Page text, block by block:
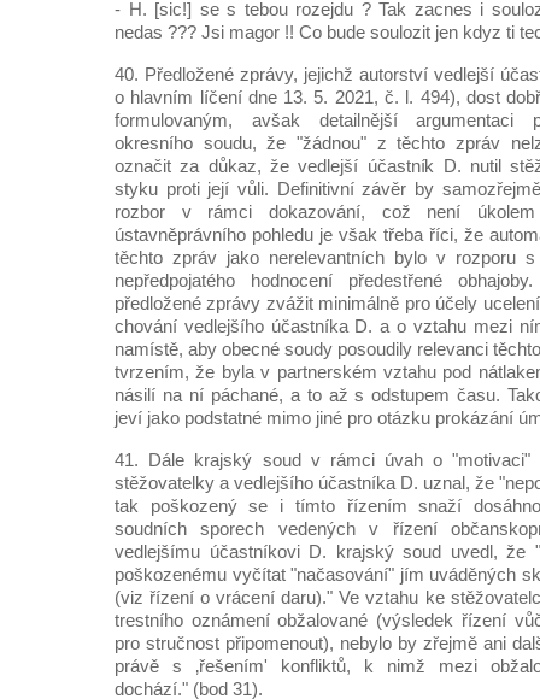
- H. [sic!] se s tebou rozejdu ? Tak zacnes i
nedas ??? Jsi magor !! Co bude soulozit jen kdyz ti
40. Předložené zprávy, jejichž autorství vedlejší
o hlavním líčení dne 13. 5. 2021, č. l. 494), dost
formulovaným, avšak detailnější argumentaci
okresního soudu, že "žádnou" z těchto zpráv
označit za důkaz, že vedlejší účastník D. nutil
styku proti její vůli. Definitivní závěr by
rozbor v rámci dokazování, což není
ústavněprávního pohledu je však třeba říci, že
těchto zpráv jako nerelevantních bylo v rozporu
nepředpojatého hodnocení předestřené
předložené zprávy zvážit minimálně pro účely
chování vedlejšího účastníka D. a o vztahu mezi
namístě, aby obecné soudy posoudily relevanci
tvrzením, že byla v partnerském vztahu pod
násilí na ní páchané, a to až s odstupem času.
jeví jako podstatné mimo jiné pro otázku prokázání
41. Dále krajský soud v rámci úvah o "motivaci"
stěžovatelky a vedlejšího účastníka D. uznal, že
tak poškozený se i tímto řízením snaží
soudních sporech vedených v řízení
vedlejšímu účastníkovi D. krajský soud uvedl, že
poškozenému vyčítat "načasování" jím uváděných
(viz řízení o vrácení daru)." Ve vztahu ke
trestního oznámení obžalované (výsledek řízení
pro stručnost připomenout), nebylo by zřejmě ani
právě s ‚řešením' konfliktů, k nimž mezi
dochází." (bod 31).